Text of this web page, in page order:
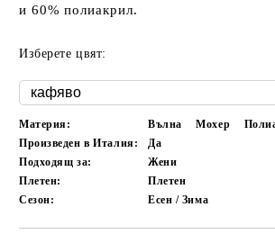
и 60% полиакрил.
Изберете цвят:
Материя: Вълна Мохер
Произведен в Италия:
Да
Подходящ за:
Жени
Плетен:
Плетен
Сезон:
Есен / Зима